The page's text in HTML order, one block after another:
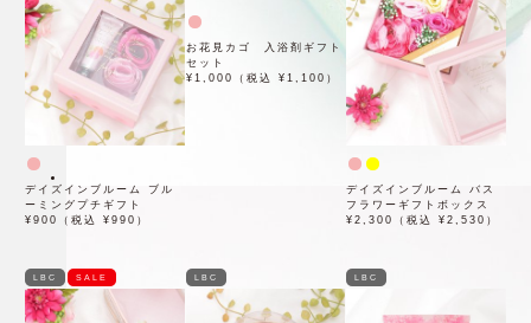
デイズインブルーム ブル
ーミングプチギフト
¥900（税込 ¥990）
お花見カゴ 入浴剤ギフト
セット
¥1,000（税込 ¥1,100）
デイズインブルーム バス
フラワーギフトボックス
¥2,300（税込 ¥2,530）
LBC SALE LBC LBC